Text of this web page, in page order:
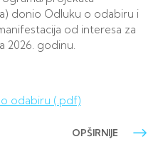
donio Odluku o odabiru i
od interesa za
2026. godinu.
odabiru (.pdf)
OPŠIRNIJE